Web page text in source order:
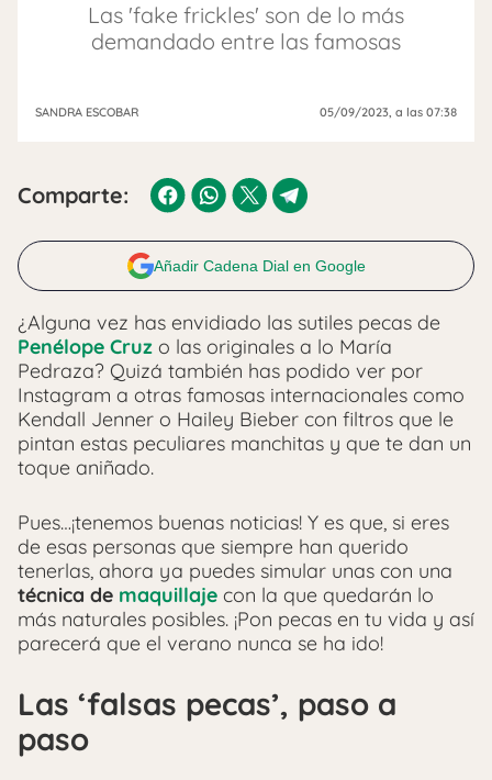
Las 'fake frickles' son de lo más
demandado entre las famosas
SANDRA ESCOBAR 05/09/2023, a las 07:38
Comparte:
Añadir Cadena Dial en Google
¿Alguna vez has envidiado las sutiles pecas de
Penélope Cruz o las originales a lo María
Pedraza? Quizá también has podido ver por
Instagram a otras famosas internacionales como
Kendall Jenner o Hailey Bieber con filtros que le
pintan estas peculiares manchitas y que te dan un
toque aniñado.
Pues…¡tenemos buenas noticias! Y es que, si eres
de esas personas que siempre han querido
tenerlas, ahora ya puedes simular unas con una
técnica de maquillaje con la que quedarán lo
más naturales posibles. ¡Pon pecas en tu vida y así
parecerá que el verano nunca se ha ido!
Las ‘falsas pecas’, paso a
paso